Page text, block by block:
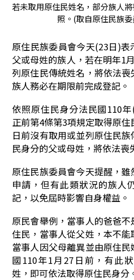
若未取用原住民姓名，部分族人
照。(取自原住民族
原住民族委員會今天(23日)表
父或母姓的族人，若在明年1
列原住民傳統姓名，將依法
族人務必在期限前完成登記。
依照原住民身分法民國110
正前第4條第3項規定取得原
日前沒有取用或並列原住民
民身分的父或母姓，將依法喪
原住民族委員會今天提醒，
申請，但有此類狀況的族人
記，以免屆時影響自身權益。
原民會舉例，當事人的爸爸
住民，當事人從父姓，本不
當事人因父母離異並由原住
國110年1月27日前，有此
姓，即可依法取得原住民身分